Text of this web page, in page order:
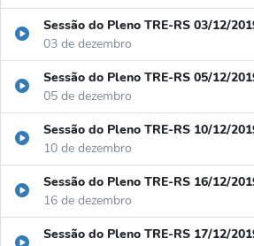
Sessão do Pleno TRE-RS 03/12/
03 de dezembro
Sessão do Pleno TRE-RS 05/12/
05 de dezembro
Sessão do Pleno TRE-RS 10/12/
10 de dezembro
Sessão do Pleno TRE-RS 16/12/
16 de dezembro
Sessão do Pleno TRE-RS 17/12/